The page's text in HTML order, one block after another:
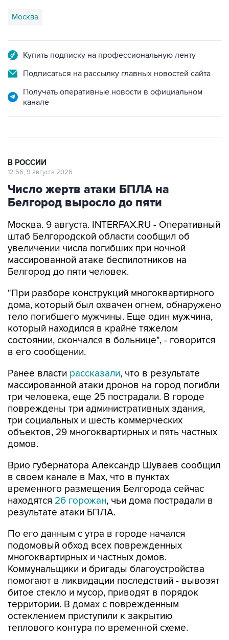
Москва
Купить подписку на профессиональную ленту
Подписаться на рассылку главных новостей сайта
Получать оперативные новости в официальном
канале
В РОССИИ
12:56, 9 августа 2026
Число жертв атаки БПЛА на
Белгород выросло до пяти
Москва. 9 августа. INTERFAX.RU - Оперативный
штаб Белгородской области сообщил об
увеличении числа погибших при ночной
массированной атаке беспилотников на
Белгород до пяти человек.
"При разборе конструкций многоквартирного
дома, который был охвачен огнем, обнаружено
тело погибшего мужчины. Еще один мужчина,
который находился в крайне тяжелом
состоянии, скончался в больнице", - говорится
в его сообщении.
Ранее власти рассказали, что в результате
массированной атаки дронов на город погибли
три человека, еще 25 пострадали. В городе
повреждены три административных здания,
три социальных и шесть коммерческих
объектов, 29 многоквартирных и пять частных
домов.
Врио губернатора Александр Шуваев сообщил
в своем канале в Мах, что в пунктах
временного размещения Белгорода сейчас
находятся 26 горожан, чьи дома пострадали в
результате атаки БПЛА.
По его данным с утра в городе начался
подомовый обход всех поврежденных
многоквартирных и частных домов.
Коммунальщики и бригады благоустройства
помогают в ликвидации последствий - вывозят
битое стекло и мусор, приводят в порядок
территории. В домах с поврежденным
остеклением приступили к закрытию
теплового контура по временной схеме.